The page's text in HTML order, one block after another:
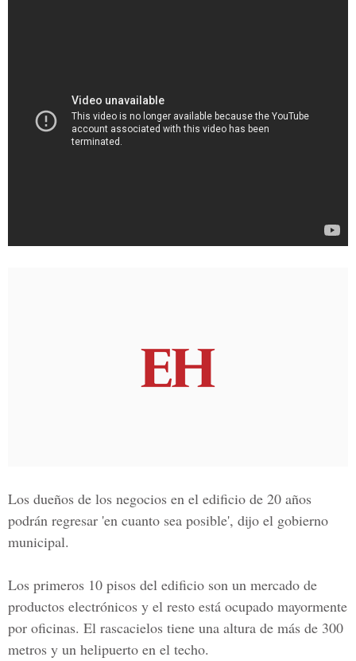
Los dueños de los negocios en el edificio de 20 años
podrán regresar 'en cuanto sea posible', dijo el gobierno
municipal.
Los primeros 10 pisos del edificio son un mercado de
productos electrónicos y el resto está ocupado mayormente
por oficinas. El rascacielos tiene una altura de más de 300
metros y un helipuerto en el techo.